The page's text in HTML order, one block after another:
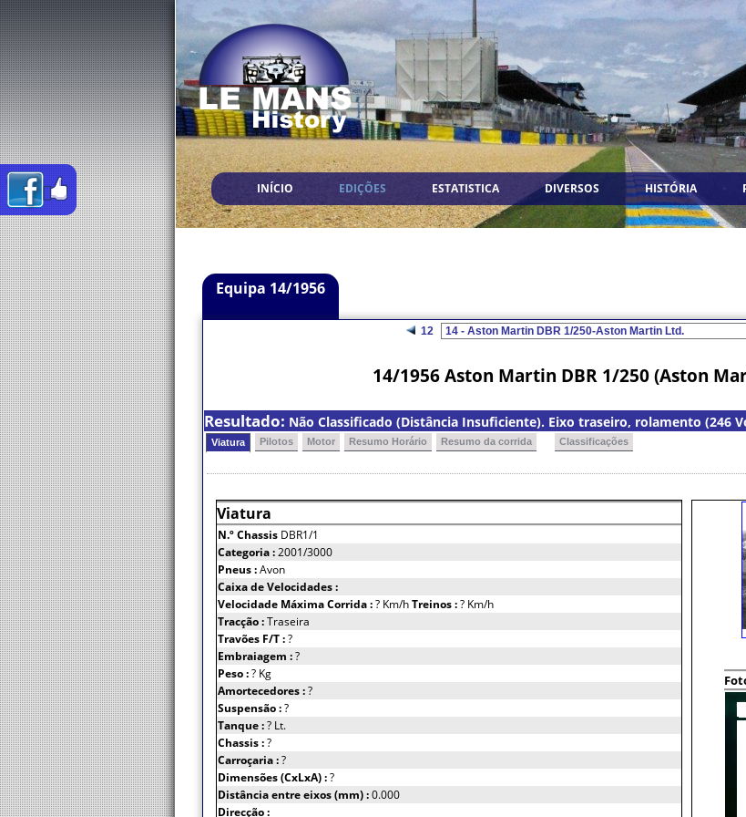
INÍCIO EDIÇÕES ESTATISTICA DIVERSOS HISTÓRIA
Equipa 14/1956
12
14/1956 Aston Martin DBR 1/250 (Aston
Resultado: Não Classificado (Distância Insuficiente). Eixo traseiro, rolamento (246
Viatura Pilotos Motor Resumo Horário Resumo da corrida Classificações
Viatura
N.º Chassis DBR1/1
Categoria :2001/3000
Pneus :Avon
Caixa de Velocidades :
Velocidade Máxima Corrida :? Km/hTreinos :? Km/h
Tracção :Traseira
Travões F/T :?
Embraiagem :?
Peso :? Kg
Amortecedores :?
Suspensão :?
Tanque :? Lt.
Chassis :?
Carroçaria :?
Dimensões (CxLxA) :?
Distância entre eixos (mm) :0.000
Direcção :